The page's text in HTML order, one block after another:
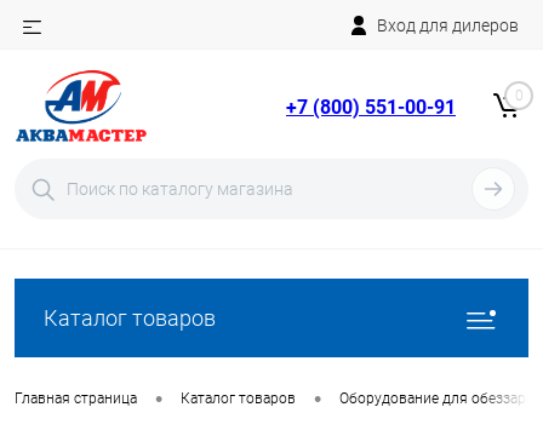
Вход для дилеров
+7 (800) 551-00-91 0
Каталог товаров
Главная страница • Каталог товаров • Оборудование для